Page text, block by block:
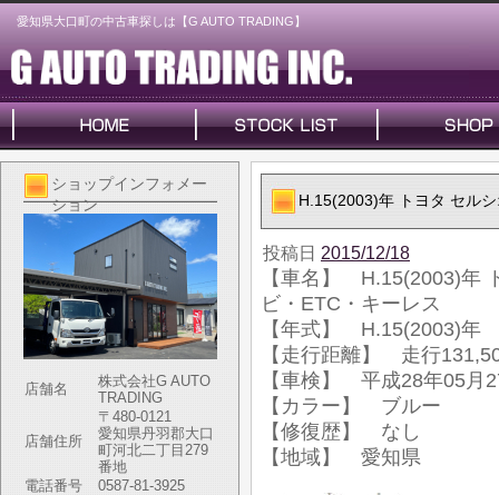
愛知県大口町の中古車探しは【G AUTO TRADING】
ショップインフォメー
ション
店舗名
株式会社G AUTO
TRADING
店舗住所
〒480-0121
愛知県丹羽郡大口
町河北二丁目279
番地
電話番号
0587-81-3925
H.15(2003)年 トヨタ セル
投稿日 2015/12/18
【車名】 H.15(2003)年
ビ・ETC・キーレス
【年式】 H.15(2003)年
【走行距離】 走行
【車検】 平成28年05月
【カラー】 ブルー
【修復歴】 なし
【地域】 愛知県